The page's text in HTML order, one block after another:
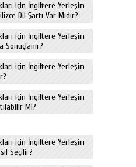
için İngiltere Yerleşim
Dil Şartı Var Mıdır?
için İngiltere Yerleşim
Sonuçlanır?
için İngiltere Yerleşim
için İngiltere Yerleşim
Mi?
için İngiltere Yerleşim
Seçilir?